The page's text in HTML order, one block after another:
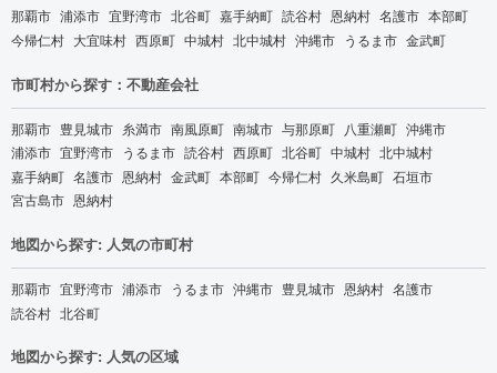
那覇市 浦添市 宜野湾市 北谷町 嘉手納町 読谷村 恩納村 名護市 本部町
今帰仁村 大宜味村 西原町 中城村 北中城村 沖縄市 うるま市 金武町
市町村から探す：不動産会社
那覇市 豊見城市 糸満市 南風原町 南城市 与那原町 八重瀬町 沖縄市
浦添市 宜野湾市 うるま市 読谷村 西原町 北谷町 中城村 北中城村
嘉手納町 名護市 恩納村 金武町 本部町 今帰仁村 久米島町 石垣市
宮古島市 恩納村
地図から探す: 人気の市町村
那覇市 宜野湾市 浦添市 うるま市 沖縄市 豊見城市 恩納村 名護市
読谷村 北谷町
地図から探す: 人気の区域